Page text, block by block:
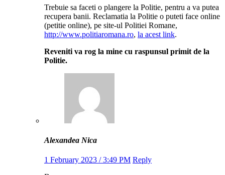
Trebuie sa faceti o plangere la Politie, pentru a va putea
recupera banii. Reclamatia la Politie o puteti face online
(petitie online), pe site-ul Politiei Romane,
http://www.politiaromana.ro, la acest link.
Reveniti va rog la mine cu raspunsul primit de la
Politie.
Alexandea Nica
1 February 2023 / 3:49 PM Reply